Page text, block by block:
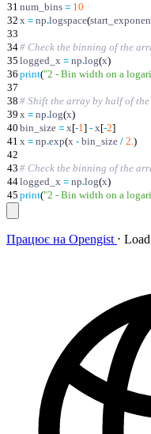
31 num_bins = 10
32 x = np.logspace(
33
34# Check the binning of the
35 logged_x = np.log(x)
36 print("2 - Bin width on a
37
38 # Shift the array by half of
39 x = np.log(x)
40 bin_size = x[-1] - x[-2]
41 x = np.exp(x - bin_size / 2.)
42
43 # Check the binning of the
44logged_x = np.log(x)
45 print("2 - Bin width on a
Працює на Opengist ⋅